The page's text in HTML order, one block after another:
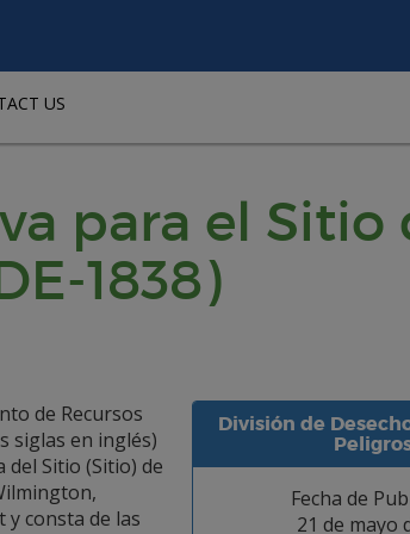
US
para el Sitio
1838)
División de
Fecha de
21 de mayo
de Recursos
siglas en inglés)
Sitio (Sitio) de
y consta de las